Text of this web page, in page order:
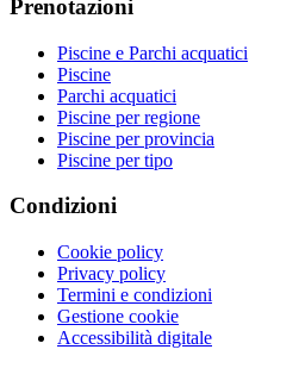
Prenotazioni
Piscine e Parchi acquatici
Piscine
Parchi acquatici
Piscine per regione
Piscine per provincia
Piscine per tipo
Condizioni
Cookie policy
Privacy policy
Termini e condizioni
Gestione cookie
Accessibilità digitale